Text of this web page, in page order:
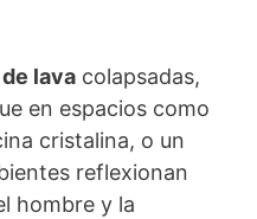
lava colapsadas,
en espacios como
cristalina, o un
reflexionan
hombre y la